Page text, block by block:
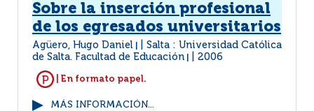
Sobre la inserción profesional
de los egresados universitarios
Agüero, Hugo Daniel
Salta : Universidad Católica
de Salta. Facultad de Educación
2006
| En formato papel.
MÁS INFORMACIÓN...